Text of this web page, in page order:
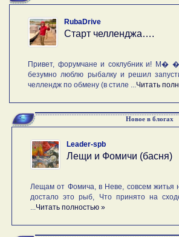
RubaDrive
Старт челленджа….
Привет, форумчане и соклубник и! М�
безумно люблю рыбалку и решил
челлендж по обмену (в стиле ...Читать
Новое в блогах
Leader-spb
Лещи и Фомичи (басня)
Лещам от Фомича, в Неве, совсем житья
достало это рыб, Что принято на
...Читать полностью »